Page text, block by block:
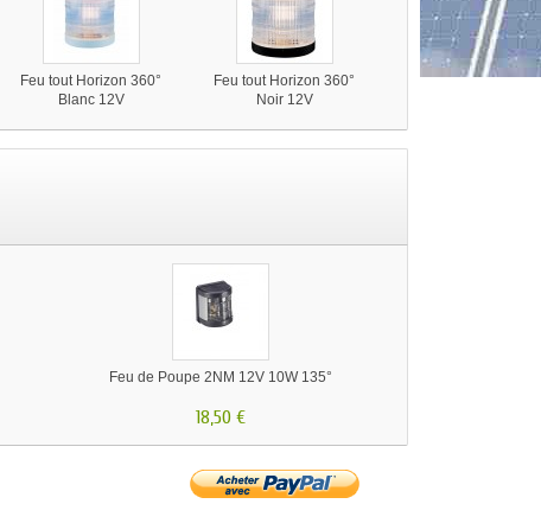
Feu tout Horizon 360°
Blanc 12V
Feu tout Horizon 360°
Noir 12V
Feu de Poupe 2NM 12V 10W 135°
18,50 €